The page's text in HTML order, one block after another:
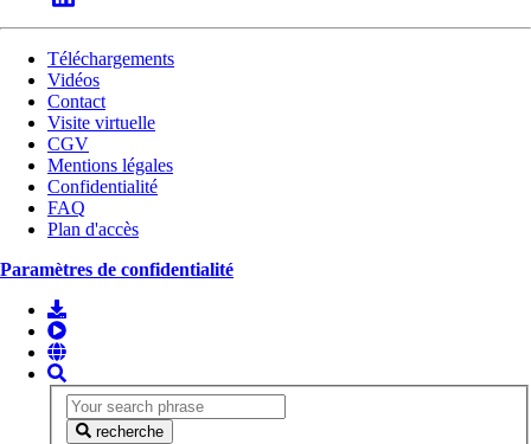
Téléchargements
Vidéos
Contact
Visite virtuelle
CGV
Mentions légales
Confidentialité
FAQ
Plan d'accès
Paramètres de confidentialité
recherche